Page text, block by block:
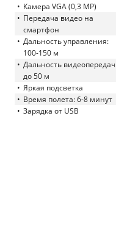
Камера VGA (0,3 MP)
Передача видео на
смартфон
Дальность управления:
100-150 м
Дальность
до 50 м
Яркая подсветка
Время полета: 6-8 минут
Зарядка от USB